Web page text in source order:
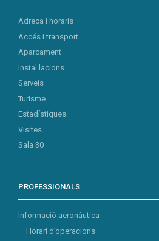
Adreça i horaris
Accés i transport
Aparcament
Instal·lacions
Serveis
Turisme
Estadístiques
Visites
Sala 30
PROFESSIONALS
Informació aeronàutica
Horari d’operacions